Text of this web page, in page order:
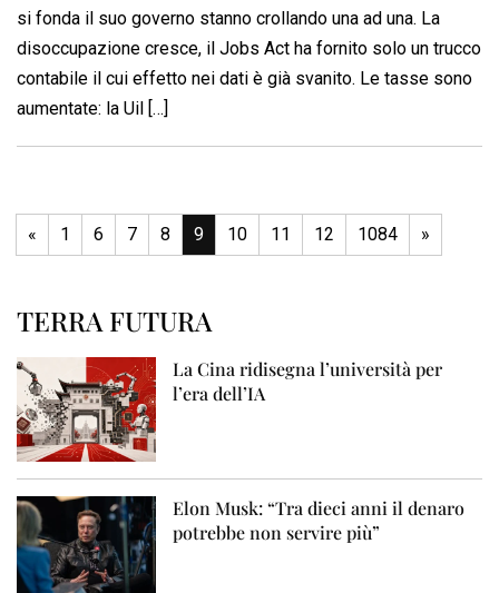
si fonda il suo governo stanno crollando una ad una. La
disoccupazione cresce, il Jobs Act ha fornito solo un trucco
contabile il cui effetto nei dati è già svanito. Le tasse sono
aumentate: la Uil […]
« 1 6 7 8 9 10 11 12 1084 »
TERRA FUTURA
La Cina ridisegna l’università per
l’era dell’IA
Elon Musk: “Tra dieci anni il denaro
potrebbe non servire più”